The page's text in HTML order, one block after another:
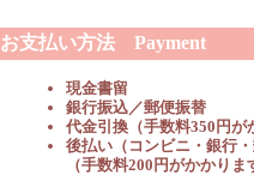
お支払い方法 Payment
現金書留
銀行振込／郵便振替
代金引換（手数料350円が
後払い（コンビニ・銀行・
（手数料200円がかかりま